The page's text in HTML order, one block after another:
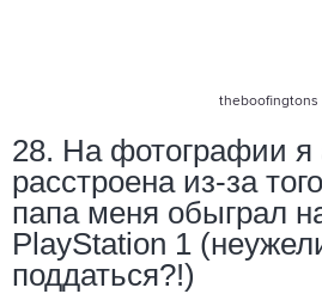
theboofingtons
28. На фотографии я
расстроена из-за
папа меня обыграл
PlayStation 1
поддаться?!)